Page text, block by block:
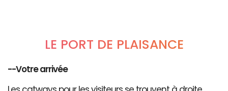
LE PORT DE PLAISANCE
--Votre arrivée